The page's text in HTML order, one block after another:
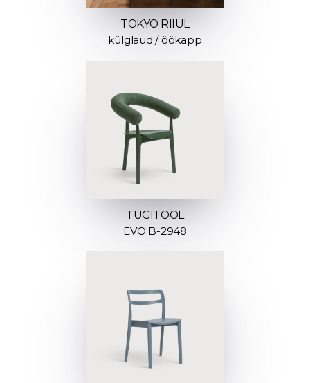
TOKYO RIIUL
külglaud / öökapp
TUGITOOL
EVO B-2948